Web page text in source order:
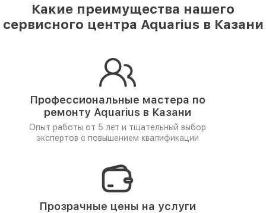
Какие преимущества нашего
сервисного центра Aquarius в Казани
Профессиональные мастера по
ремонту Aquarius в Казани
Опыт работы от 5 лет и тщательный выбор
экспертов с повышением квалификации
Прозрачные цены на услуги